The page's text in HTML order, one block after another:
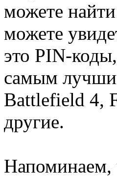
можете
можете
это PIN-
самым
Battlefield 4,
другие.
Напоминаем,